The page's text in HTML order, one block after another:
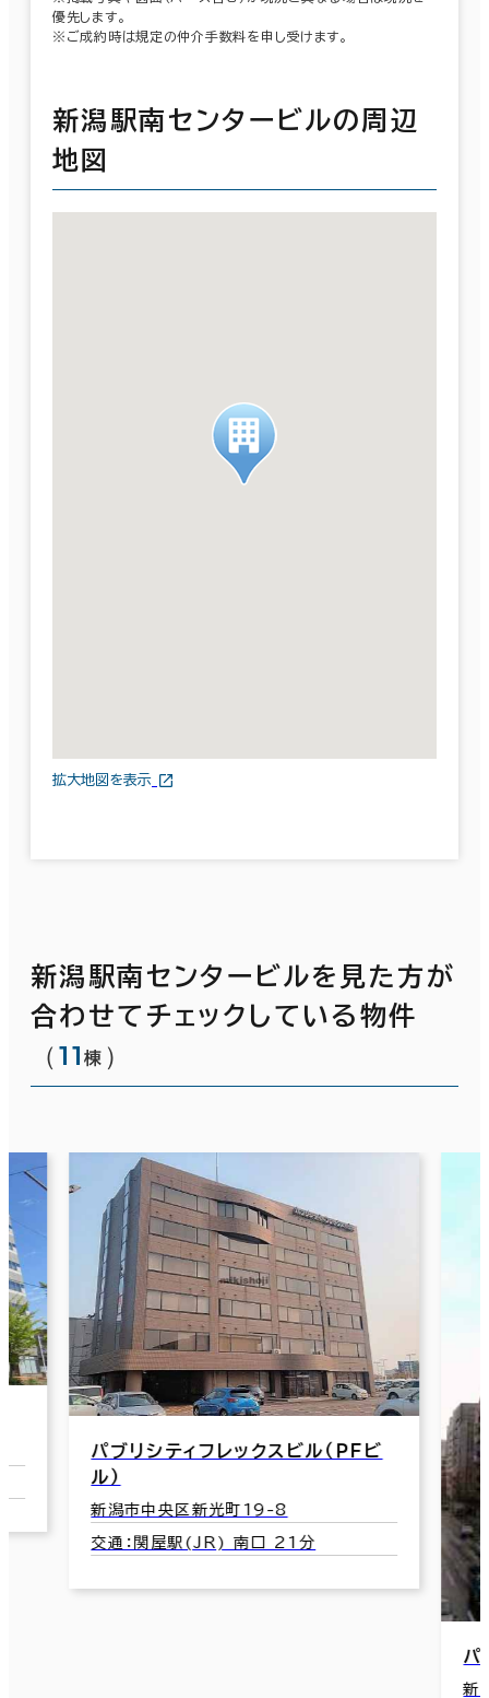
優先します。
※ご成約時は規定の仲介手数料を申し受けます。
新潟駅南センタービルの周辺
地図
拡大地図を表示
新潟駅南センタービルを見た方が
合わせてチェックしている物件
（11棟 ）
パブリシティフレックスビル（ＰＦビ
ル）
新潟市中央区新光町19-8
交通：関屋駅(JR) 南口 21分
パ
新